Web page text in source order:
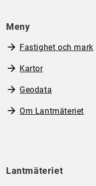
Meny
Fastighet och mark
Kartor
Geodata
Om Lantmäteriet
Lantmäteriet